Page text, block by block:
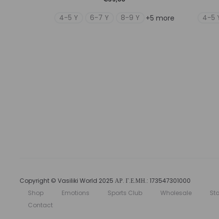
έχει
προϊόντος
4-5 Y 6-7 Y 8-9 Y +5 more 4-5
Copyright © Vasiliki World 2025 ΑΡ. Γ.Ε.ΜΗ.: 173547301000
Shop
Emotions Sports Club Wholesale
Contact